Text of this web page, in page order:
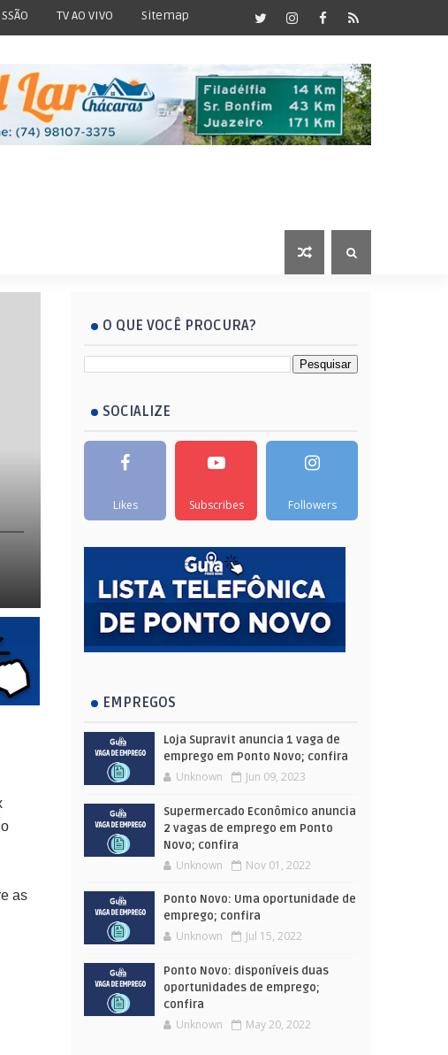
TV AO VIVO Sitemap
as
O QUE VOCÊ PROCURA?
SOCIALIZE
Likes Subscribes Followers
EMPREGOS
Loja Supravit anuncia 1 vaga de
emprego em Ponto Novo; confira
Unknown Jun 09, 2023
Supermercado Econômico anuncia
2 vagas de emprego em Ponto
Novo; confira
Unknown Nov 01, 2022
Ponto Novo: Uma oportunidade de
emprego; confira
Unknown Jul 15, 2022
Ponto Novo: disponíveis duas
oportunidades de emprego;
confira
Unknown May 20, 2022